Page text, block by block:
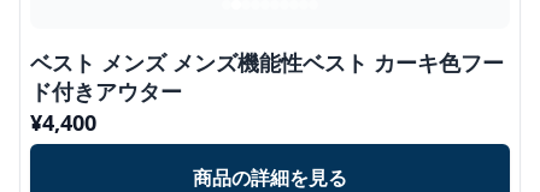
ベスト メンズ メンズ機能性ベスト カーキ色フー
ド付きアウター
¥4,400
商品の詳細を見る